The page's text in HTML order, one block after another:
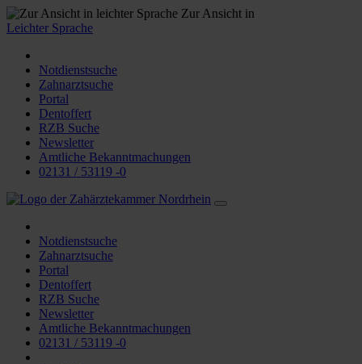
Zur Ansicht in
Leichter Sprache
Notdienstsuche
Zahnarztsuche
Portal
Dentoffert
RZB Suche
Newsletter
Amtliche Bekanntmachungen
02131 / 53119 -0
Notdienstsuche
Zahnarztsuche
Portal
Dentoffert
RZB Suche
Newsletter
Amtliche Bekanntmachungen
02131 / 53119 -0